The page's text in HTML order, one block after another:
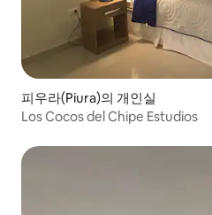
피우라(Piura)의 개인실
Los Cocos del Chipe Estudios